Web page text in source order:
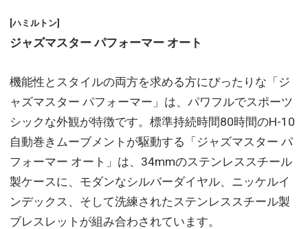
[ハミルトン]
ジャズマスター パフォーマー オート
機能性とスタイルの両方を求める方にぴったりな「ジ
ャズマスター パフォーマー」は、パワフルでスポーツ
シックな外観が特徴です。標準持続時間80時間のH-10
自動巻きムーブメントが駆動する「ジャズマスター パ
フォーマー オート」は、34mmのステンレススチール
製ケースに、モダンなシルバーダイヤル、ニッケルイ
ンデックス、そして洗練されたステンレススチール製
ブレスレットが組み合わされています。